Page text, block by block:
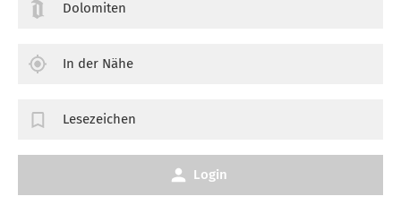
Dolomiten
In der Nähe
Lesezeichen
Login